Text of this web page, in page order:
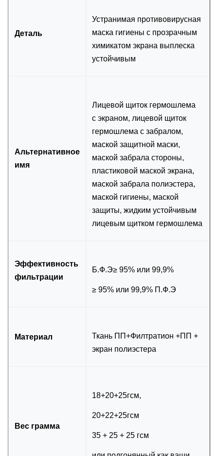
Деталь
Устранимая противовирусная
маска гигиены с прозрачным
химикатом экрана выплеска
устойчивым
Альтернативное
имя
Лицевой щиток гермошлема
с экраном, лицевой щиток
гермошлема с забралом,
маской защитной маски,
маской забрала стороны,
пластиковой маской экрана,
маской забрала полиэстера,
маской гигиены, маской
защиты, жидким устойчивым
лицевым щитком гермошлема
Эффективность
фильтрации
Б.Ф.Э≥ 95% или 99,9%
≥ 95% или 99,9% П.Ф.Э
Материал
Ткань ПП+Филтратион +ПП +
экран полиэстера
Вес грамма
18+20+25гсм,
20+22+25гсм
35 + 25 + 25 гсм